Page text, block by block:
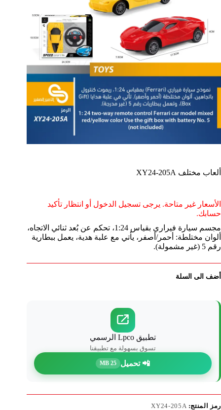
ألعاب مختلف XY24-205A
الأسعار غير متاحة. يرجى تسجيل الدخول أو انتظار تأكيد
حسابك.
مجسم سيارة فيراري بقياس 1:24، تحكم عن بُعد ثنائي الاتجاه،
ألوان مختلطة: أحمر/أصفر، يأتي مع علبة هدية، يعمل ببطارية
رقم 5 (غير مشمولة).
أضف الى السلة
تطبيق Lpco الرسمي
تسوق بسهولة مع تطبيقنا
📲 تحميل 25 MB
رمز المنتج: XY24-205A